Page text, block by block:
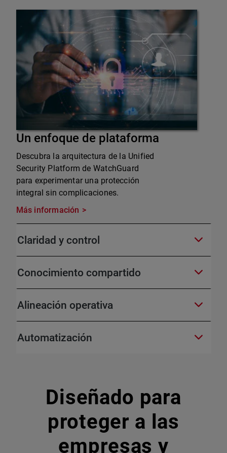
Un enfoque de plataforma
Descubra la arquitectura de la Unified
Security Platform de WatchGuard
para experimentar una protección
integral sin complicaciones.
Más información
Claridad y control
Conocimiento compartido
Alineación operativa
Automatización
Diseñado para
proteger a las
empresas y